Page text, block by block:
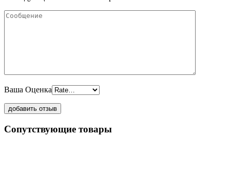
Ваша Оценка
Сопутствующие товары